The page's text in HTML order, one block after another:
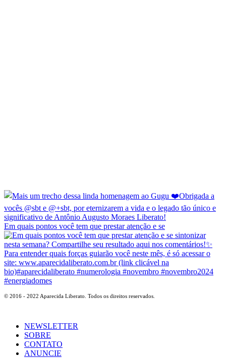
Em quais pontos você tem que prestar atenção e se
© 2016 - 2022 Aparecida Liberato. Todos os direitos reservados.
NEWSLETTER
SOBRE
CONTATO
ANUNCIE